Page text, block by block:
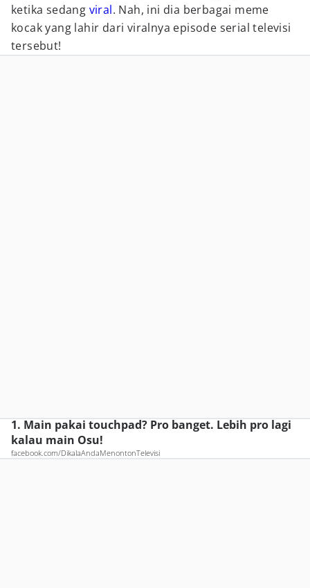
ketika sedang viral. Nah, ini dia berbagai meme
kocak yang lahir dari viralnya episode serial televisi
tersebut!
1. Main pakai touchpad? Pro banget. Lebih pro lagi
kalau main Osu!
facebook.com/DikalaAndaMenontonTelevisi